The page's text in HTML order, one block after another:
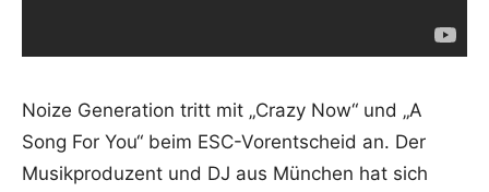
Noize Generation tritt mit „Crazy Now“ und „A
Song For You“ beim ESC-Vorentscheid an. Der
Musikproduzent und DJ aus München hat sich